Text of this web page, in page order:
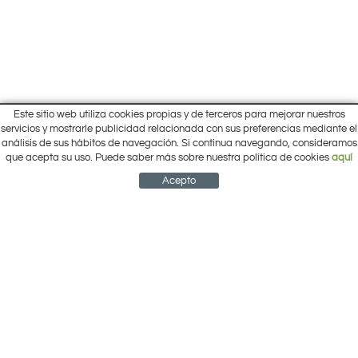
Inicio
Ofertas
Marcas
Pol. Cantalgallo Calle A Naves 10-12
ARACENA (Huelva)
959 12 63 64
info@electrobricogarden.com
CUENTA CESTA
Este sitio web utiliza cookies propias y de terceros para mejorar nuestros
servicios y mostrarle publicidad relacionada con sus preferencias mediante el
análisis de sus hábitos de navegación. Si continua navegando, consideramos
que acepta su uso. Puede saber más sobre nuestra política de cookies aquí
Acepto